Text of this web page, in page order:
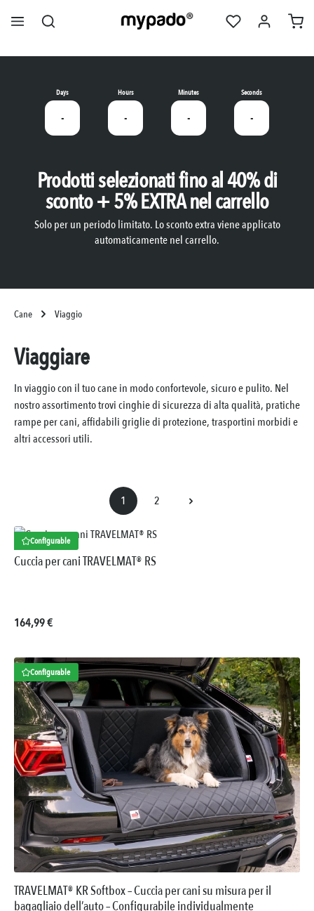
principale
Days
-
Hours
-
Minutes
-
Seconds
-
Prodotti selezionati fino al 40% di
sconto + 5% EXTRA nel carrello
Solo per un periodo limitato. Lo sconto extra viene applicato
automaticamente nel carrello.
Cane Viaggio
Viaggiare
In viaggio con il tuo cane in modo confortevole, sicuro e pulito. Nel
nostro assortimento trovi cinghie di sicurezza di alta qualità, pratiche
rampe per cani, affidabili griglie di protezione, trasportini morbidi e
altri accessori utili.
Pagina
1 Pagina
2
Configurable
Cuccia per cani TRAVELMAT® RS
Prezzo normale:
164,99 €
Configurable
TRAVELMAT® KR Softbox – Cuccia per cani su misura per il
bagagliaio dell’auto – Configurabile individualmente